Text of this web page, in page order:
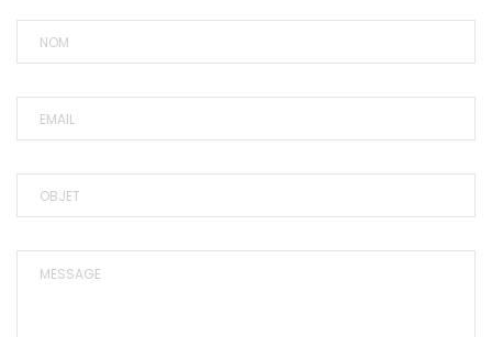
NOM
EMAIL
OBJET
MESSAGE